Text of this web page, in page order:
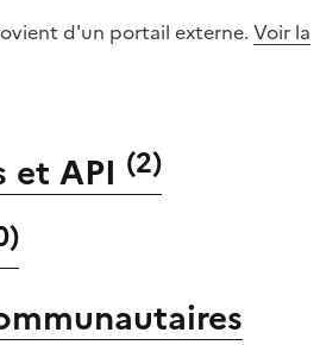
d'un portail externe. Voir la
et API (2)
)